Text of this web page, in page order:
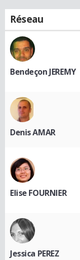
Réseau
Bendeçon JEREMY
Denis AMAR
Elise FOURNIER
Jessica PEREZ